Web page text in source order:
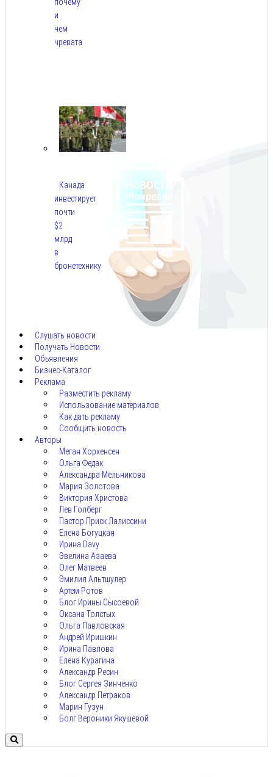
почему
и
чем
чревата
Канада
инвестирует
почти
$2
млрд
в
бронетехнику
Слушать новости
Получать Новости
Объявления
Бизнес-Каталог
Реклама
Разместить рекламу
Использование материалов
Как дать рекламу
Сообщить новость
Авторы
Меган Хорхенсен
Ольга Федак
Александра Мельникова
Мария Золотова
Виктория Христова
Лев Голберг
Пастор Приск Лалиссини
Елена Богуцкая
Ирина Davy
Эвелина Азаева
Олег Матвеев
Эмилия Альтшулер
Артем Ротов
Блог Ирины Сысоевой
Оксана Толстых
Ольга Павловская
Андрей Иришкин
Ирина Павлова
Елена Курагина
Александр Ресин
Блог Сергея Зинченко
Александр Петраков
Марин Гузун
Болг Вероники Якушевой